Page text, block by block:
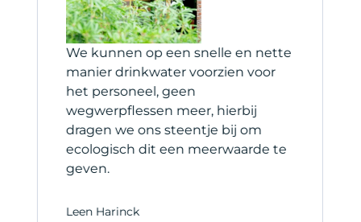
We kunnen op een snelle en nette
manier drinkwater voorzien voor
het personeel, geen
wegwerpflessen meer, hierbij
dragen we ons steentje bij om
ecologisch dit een meerwaarde te
geven.
Leen Harinck